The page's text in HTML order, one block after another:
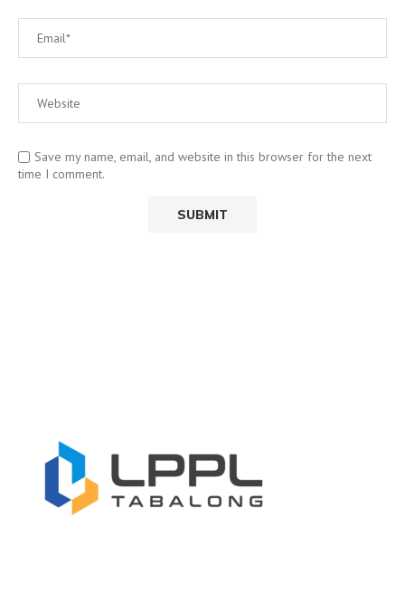
Save my name, email, and website in this browser for the next
time I comment.